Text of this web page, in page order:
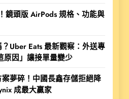
鏡頭版 AirPods 規格、功能與
Uber Eats 最新觀察：外送專
原因」讓接單量變少
夢碎！中國長鑫存儲拒絕降
成最大贏家